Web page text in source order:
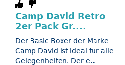
Camp David Retro
2er Pack Gr....
Der Basic Boxer der Marke
Camp David ist ideal für alle
Gelegenheiten. Der e...